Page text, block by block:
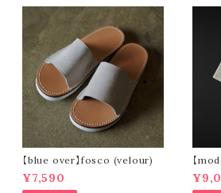
【blue over】fosco (velour)
¥7,590
【
g s/s